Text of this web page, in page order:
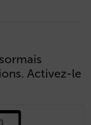
Activez-le